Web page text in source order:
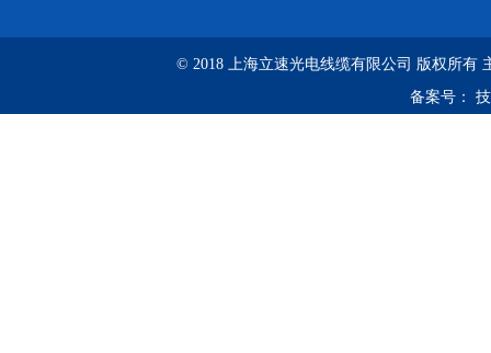
© 2018 上海立速光电线缆有限公司 版权所有
备案号：